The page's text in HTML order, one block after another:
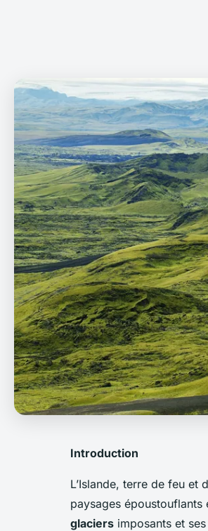
Introduction
L’Islande, terre de feu et
paysages époustouflants
glaciers imposants et ses